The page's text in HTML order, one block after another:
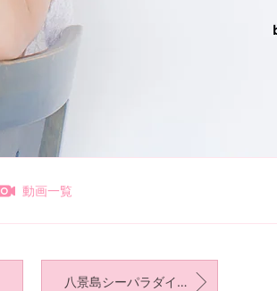
動画一覧
八景島シーパラダイス！ペンギンが優勝かなーー、いやセイウチも良かった。